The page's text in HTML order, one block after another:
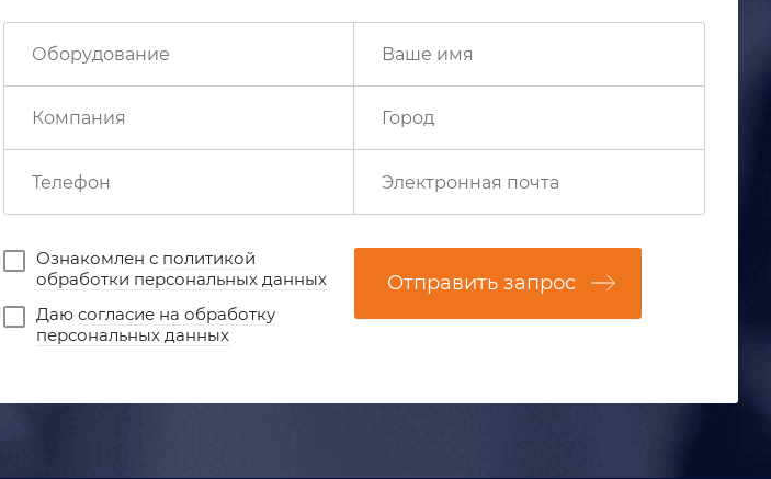
Ознакомлен с политикой
обработки персональных данных
Даю согласие на обработку
персональных данных
Отправить запрос